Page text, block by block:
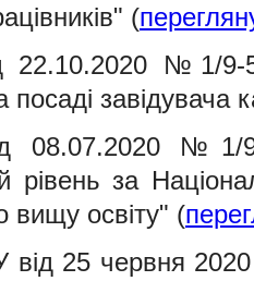
(
№1/9-
посаді завідувача
08.07.2020 №1/
рівень за
вищу освіту" (
від 25 червня